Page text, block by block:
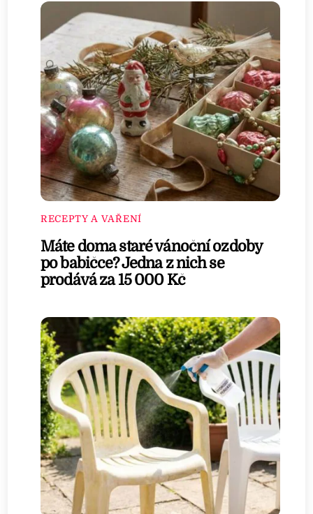
RECEPTY A VAŘENÍ
Máte doma staré vánoční ozdoby
po babičce? Jedna z nich se
prodává za 15 000 Kč